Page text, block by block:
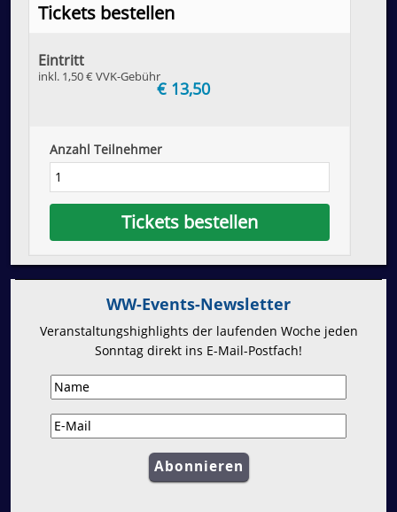
Tickets bestellen
Eintritt
inkl. 1,50 € VVK-Gebühr
€ 13,50
Anzahl Teilnehmer
WW-Events-Newsletter
Veranstaltungshighlights der laufenden Woche jeden
Sonntag direkt ins E-Mail-Postfach!